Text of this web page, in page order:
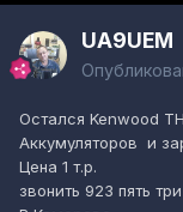
UA9UEM
Остался Kenwood
Аккумуляторов и
Цена 1 т.р.
звонить 923 пять